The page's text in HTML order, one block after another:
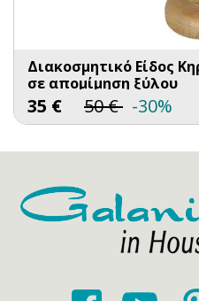
Διακοσμητικό Είδος
σε απομίμηση ξύλου
35 € 50€ -30%